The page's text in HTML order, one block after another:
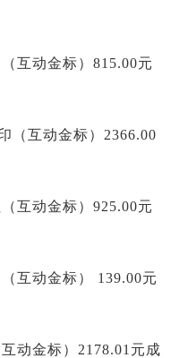
互动金标）815.00元
（互动金标）2366.00
互动金标）925.00元
互动金标）
139.00元
动金标）2178.01元成